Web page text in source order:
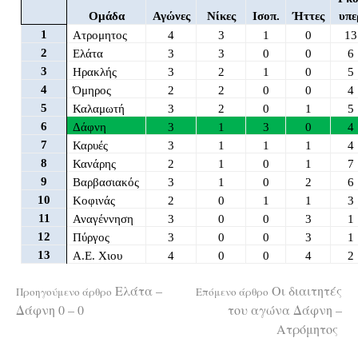
Ομάδα Αγώνες Νίκες Ισοπ. Ήττες
1
Ατρομητος 4 3 1 0
13
2
Ελάτα 3 3 0 0
6
3
Ηρακλής 3 2 1 0
5
4
Όμηρος 2 2 0 0
4
5
Καλαμωτή 3 2 0 1
5
6
Δάφνη 3 1 3 0
4
7
Καρυές 3 1 1 1
4
8
Κανάρης 2 1 0 1
7
9
Βαρβασιακός 3 1 0 2
6
10
Κοφινάς 2 0 1 1
3
11
Αναγέννηση 3 0 0 3
1
12
Πύργος 3 0 0 3
1
13
Α.Ε. Χιου 4 0 0 4 2
Διαβάστε
Προηγούμενο άρθρο Ελάτα –
Δάφνη 0 – 0
Επόμενο άρθρο Οι διαιτητές
του αγώνα Δάφνη –
Ατρόμητος